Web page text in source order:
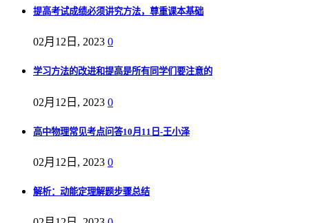
提高考试成绩必须讲究方法，尊重课本基础
02月12日, 2023 0
学习方法的改进和提高是所有同学们要注意的
02月12日, 2023 0
高中物理常见考点问答10月11日-王小泽
02月12日, 2023 0
解析：动能定理解题步骤总结